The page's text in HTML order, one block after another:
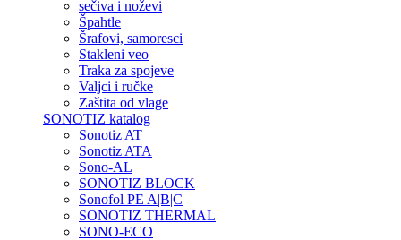
sečiva i noževi
Špahtle
Šrafovi, samoresci
Stakleni veo
Traka za spojeve
Valjci i ručke
Zaštita od vlage
SONOTIZ katalog
Sonotiz AT
Sonotiz ATA
Sono-AL
SONOTIZ BLOCK
Sonofol PE A|B|C
SONOTIZ THERMAL
SONO-ECO